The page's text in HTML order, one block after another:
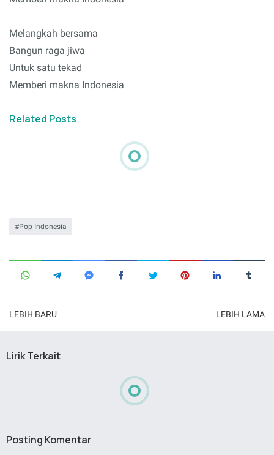
Melangkah bersama
Bangun raga jiwa
Untuk satu tekad
Memberi makna Indonesia
Related Posts
Pop Indonesia
LEBIH BARU LEBIH LAMA
Lirik Terkait
Posting Komentar